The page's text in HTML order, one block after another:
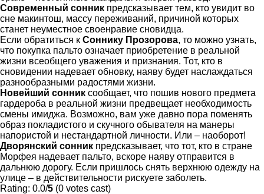
Современный сонник предсказывает тем, кто увидит во
сне макинтош, массу переживаний, причиной которых
станет неуместное своенравие сновидца.
Если обратиться к Соннику Прозорова, то можно узнать,
что покупка пальто означает приобретение в реальной
жизни всеобщего уважения и признания. Тот, кто в
сновидении надевает обновку, наяву будет наслаждаться
разнообразными радостями жизни.
Новейший сонник сообщает, что пошив нового предмета
гардероба в реальной жизни предвещает необходимость
смены имиджа. Возможно, вам уже давно пора поменять
образ покладистого и скучного обывателя на манеры
напористой и нестандартной личности. Или – наоборот!
Дворянский сонник предсказывает, что тот, кто в стране
Морфея надевает пальто, вскоре наяву отправится в
дальнюю дорогу. Если пришлось снять верхнюю одежду на
улице – в действительности рискуете заболеть.
Rating: 0.0/5 (0 votes cast)